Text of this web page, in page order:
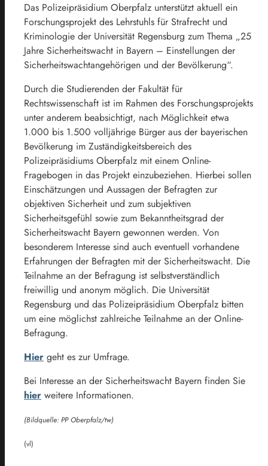
Das Polizeipräsidium Oberpfalz unterstützt aktuell ein
Forschungsprojekt des Lehrstuhls für Strafrecht und
Kriminologie der Universität Regensburg zum Thema „25
Jahre Sicherheitswacht in Bayern – Einstellungen der
Sicherheitswachtangehörigen und der Bevölkerung“.
Durch die Studierenden der Fakultät für
Rechtswissenschaft ist im Rahmen des Forschungsprojekts
unter anderem beabsichtigt, nach Möglichkeit etwa
1.000 bis 1.500 volljährige Bürger aus der bayerischen
Bevölkerung im Zuständigkeitsbereich des
Polizeipräsidiums Oberpfalz mit einem Online-
Fragebogen in das Projekt einzubeziehen. Hierbei sollen
Einschätzungen und Aussagen der Befragten zur
objektiven Sicherheit und zum subjektiven
Sicherheitsgefühl sowie zum Bekanntheitsgrad der
Sicherheitswacht Bayern gewonnen werden. Von
besonderem Interesse sind auch eventuell vorhandene
Erfahrungen der Befragten mit der Sicherheitswacht. Die
Teilnahme an der Befragung ist selbstverständlich
freiwillig und anonym möglich. Die Universität
Regensburg und das Polizeipräsidium Oberpfalz bitten
um eine möglichst zahlreiche Teilnahme an der Online-
Befragung.
Hier geht es zur Umfrage.
Bei Interesse an der Sicherheitswacht Bayern finden Sie
hier weitere Informationen.
(Bildquelle: PP Oberpfalz/tw)
(vl)